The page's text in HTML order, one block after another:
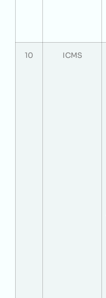
10 ICMS